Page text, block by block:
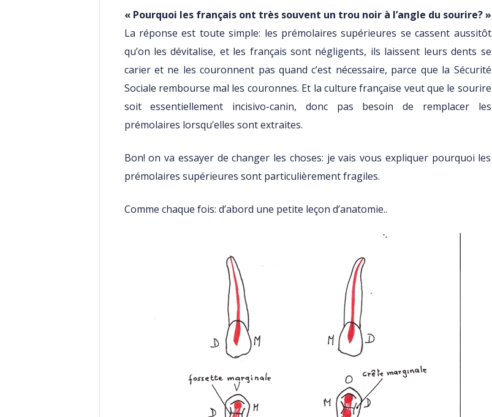
« Pourquoi les français ont très souvent un trou noir à l’angle du sourire? »
La réponse est toute simple: les prémolaires supérieures se cassent aussitôt
qu’on les dévitalise, et les français sont négligents, ils laissent leurs dents se
carier et ne les couronnent pas quand c’est nécessaire, parce que la Sécurité
Sociale rembourse mal les couronnes. Et la culture française veut que le sourire
soit essentiellement incisivo-canin, donc pas besoin de remplacer les
prémolaires lorsqu’elles sont extraites.
Bon! on va essayer de changer les choses: je vais vous expliquer pourquoi les
prémolaires supérieures sont particulièrement fragiles.
Comme chaque fois: d’abord une petite leçon d’anatomie..